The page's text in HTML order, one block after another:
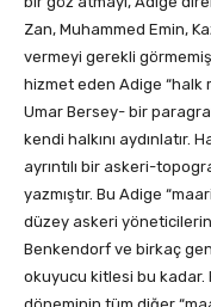
Zan, Muhammed Emin,
vermeyi gerekli
hizmet eden Adige “halk
Umar Bersey- bir
kendi halkını aydınlatır.
ayrıntılı bir askeri-
yazmıştır. Bu Adige
düzey askeri yöneticilerin
Benkendorf ve birkaç
okuyucu kitlesi bu kadar.